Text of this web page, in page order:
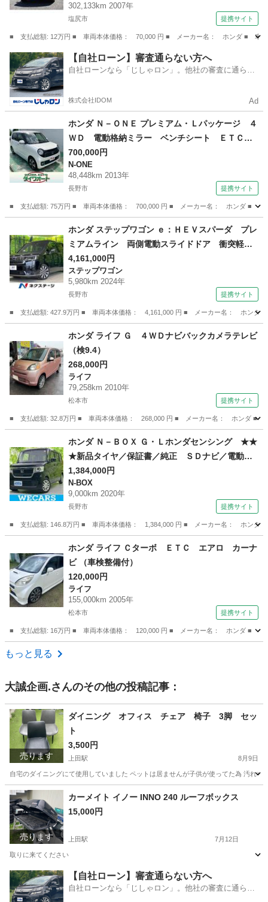
302,133km 2007年
塩尻市 提携サイト
■ 支払総額: 12万円 ■ 車両本体価格： 70,000 円 ■ メーカー名： ホンダ ■ 車
長野 塩尻市 バモス
【自社ローン】審査通らない方へ
自社ローンなら「じしゃロン」。他社の審査に通らな
株式会社IDOM Ad
ホンダ Ｎ－ＯＮＥ プレミアム・Ｌパッケージ ４
ＷＤ 電動格納ミラー ベンチシート ＥＴＣ
テレビ ナビ バックカメラ 横滑り防止機能
スペアキー キーレスキー プッシュスタート
オートエアコン ダブルエアバッグ 衝突安全ボ
700,000円
N-ONE
48,448km 2013年
長野市 提携サイト
■ 支払総額: 75万円 ■ 車両本体価格： 700,000 円 ■ メーカー名： ホンダ ■
N-ONE
ホンダ ステップワゴン ｅ：ＨＥＶスパーダ プレ
ミアムライン 両側電動スライドドア 衝突軽
減 １１．４型純正ナビ 全周囲カメラ レーダ
ークルーズ ＥＴＣ Ｂｌｕｅｔｏｏｔｈ フル
セグ パワーバックドア ＬＥＤヘッドライト
レーンキープアシスト シートヒーター （検9.6）
4,161,000円
ステップワゴン
5,980km 2024年
長野市 提携サイト
■ 支払総額: 427.9万円 ■ 車両本体価格： 4,161,000 円 ■ メーカー名： ホンダ
ステップワゴン
ホンダ ライフ Ｇ ４ＷＤナビバックカメラテレビ
（検9.4）
268,000円
ライフ
79,258km 2010年
松本市 提携サイト
■ 支払総額: 32.8万円 ■ 車両本体価格： 268,000 円 ■ メーカー名： ホンダ
ライフ
ホンダ Ｎ－ＢＯＸ Ｇ・Ｌホンダセンシング ★★
★新品タイヤ／保証書／純正 ＳＤナビ／電動ス
ライドドア／ドライブレコーダー 前後／ヘッド
ランプ ＬＥＤ／ＵＳＢジャック／Ｂｌｕｅｔｏ
ｏｔｈ接続／ＥＴＣ／ＥＢＤ付ＡＢＳ／横滑り防
1,384,000円
N-BOX
9,000km 2020年
長野市 提携サイト
■ 支払総額: 146.8万円 ■ 車両本体価格： 1,384,000 円 ■ メーカー名： ホンダ
N-BOX
ホンダ ライフ Ｃターボ ＥＴＣ エアロ カーナ
ビ （車検整備付）
120,000円
ライフ
155,000km 2005年
松本市 提携サイト
■ 支払総額: 16万円 ■ 車両本体価格： 120,000 円 ■ メーカー名： ホンダ
長野 松本市
もっと見る
大誠企画.さんのその他の投稿記事：
売ります
ダイニング オフィス チェア 椅子 3脚 セッ
ト
3,500円
上田駅 8月9日
自宅のダイニングにて使用していました ペットは居ませんが子供が使ってた為 汚れ
長野 上田市 上田駅 椅子
売ります
カーメイト イノー INNO 240 ルーフボックス
15,000円
上田駅 7月12日
取りに来てください
長野 上田市 上田駅 外装、車外用品
【自社ローン】審査通らない方へ
自社ローンなら「じしゃロン」。他社の審査に通らな